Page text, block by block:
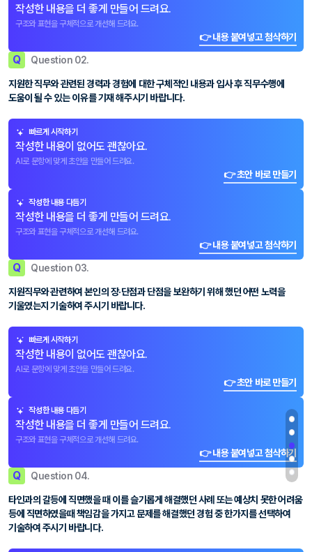
작성한 내용을 더 좋게 만들어 드려요.
구조와 표현을 구체적으로 개선해 드려요.
👉 내용 붙여넣고 첨삭하기
Q Question 02.
지원한 직무와 관련된 경력과 경험에 대한 구체적인 내용과 입사 후 직무수행에
도움이 될 수 있는 이유를 기재 해주시기 바랍니다.
빠르게 시작하기
작성한 내용이 없어도 괜찮아요.
AI로 문항에 맞게 초안을 만들어 드려요.
👉 초안 바로 만들기
작성한 내용 다듬기
작성한 내용을 더 좋게 만들어 드려요.
구조와 표현을 구체적으로 개선해 드려요.
👉 내용 붙여넣고 첨삭하기
Q Question 03.
지원직무와 관련하여 본인의 장·단점과 단점을 보완하기 위해 했던 어떤 노력을
기울였는지 기술하여 주시기 바랍니다.
빠르게 시작하기
작성한 내용이 없어도 괜찮아요.
AI로 문항에 맞게 초안을 만들어 드려요.
👉 초안 바로 만들기
작성한 내용 다듬기
작성한 내용을 더 좋게 만들어 드려요.
구조와 표현을 구체적으로 개선해 드려요.
👉 내용 붙여넣고 첨삭하기
Q Question 04.
타인과의 갈등에 직면했을 때 이를 슬기롭게 해결했던 사례 또는 예상치 못한 어려움
등에 직면하였을때 책임감을 가지고 문제를 해결했던 경험 중 한가지를 선택하여
기술하여 주시기 바랍니다.